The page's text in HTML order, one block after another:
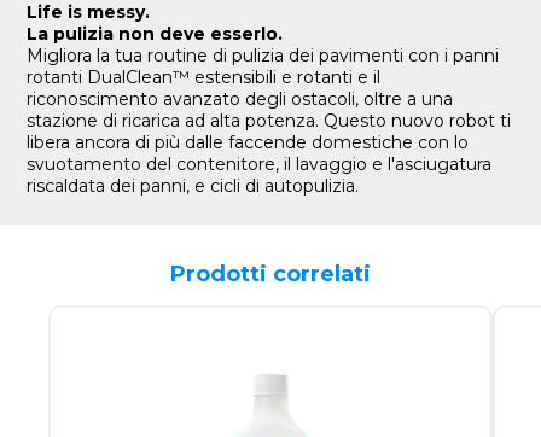
Life is messy.
La pulizia non deve esserlo.
Migliora la tua routine di pulizia dei pavimenti con i panni
rotanti DualClean™ estensibili e rotanti e il
riconoscimento avanzato degli ostacoli, oltre a una
stazione di ricarica ad alta potenza. Questo nuovo robot ti
libera ancora di più dalle faccende domestiche con lo
svuotamento del contenitore, il lavaggio e l'asciugatura
riscaldata dei panni, e cicli di autopulizia.
Prodotti correlati